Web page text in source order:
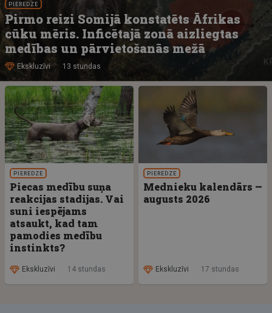
PIEREDZE
Pirmo reizi Somijā konstatēts Āfrikas
cūku mēris. Inficētajā zonā aizliegtas
medības un pārvietošanās mežā
Ekskluzīvi 13 stundas
PIEREDZE
Piecas medību suņa
reakcijas stadijas. Vai
suni iespējams
atsaukt, kad tam
pamodies medību
instinkts?
Ekskluzīvi 14 stundas
PIEREDZE
Mednieku kalendārs —
augusts 2026
Ekskluzīvi 17 stundas